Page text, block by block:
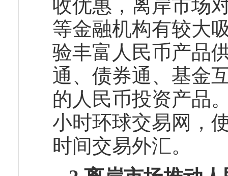
收优惠，离岸市场
等金融机构有较大
验丰富人民币产品
通、债券通、基金
的人民币投资产品
小时环球交易网，
时间交易外汇。